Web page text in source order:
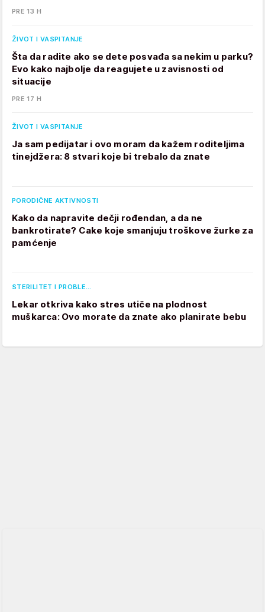
PRE 13 H
ŽIVOT I VASPITANJE
Šta da radite ako se dete posvađa sa nekim u parku?
Evo kako najbolje da reagujete u zavisnosti od
situacije
PRE 17 H
ŽIVOT I VASPITANJE
Ja sam pedijatar i ovo moram da kažem roditeljima
tinejdžera: 8 stvari koje bi trebalo da znate
PORODIČNE AKTIVNOSTI
Kako da napravite dečji rođendan, a da ne
bankrotirate? Cake koje smanjuju troškove žurke za
pamćenje
STERILITET I PROBLE…
Lekar otkriva kako stres utiče na plodnost
muškarca: Ovo morate da znate ako planirate bebu